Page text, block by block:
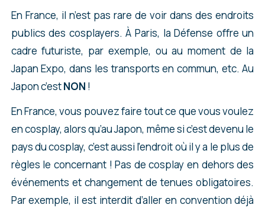
En France, il n’est pas rare de voir dans des endroits
publics des cosplayers. À Paris, la Défense offre un
cadre futuriste, par exemple, ou au moment de la
Japan Expo, dans les transports en commun, etc. Au
Japon c’estNON !
En France, vous pouvez faire tout ce que vous voulez
en cosplay, alors qu’au Japon, même si c’est devenu le
pays du cosplay, c’est aussi l’endroit où il y a le plus de
règles le concernant ! Pas de cosplay en dehors des
événements et changement de tenues obligatoires.
Par exemple, il est interdit d’aller en convention déjà